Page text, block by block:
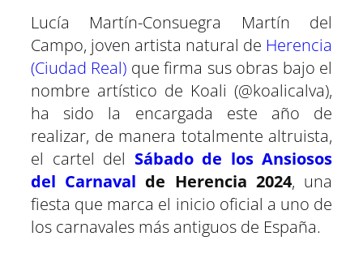
p
a
r
t
i
r
e
n
w
i
t
t
e
r
)
p
a
r
t
i
r
e
n
e
b
o
o
k
p
a
r
t
i
r
e
n
t
s
A
p
p
p
a
r
t
i
r
e
e
g
r
a
m
p
a
i
r
e
t
e
r
e
s
p
a
r
t
i
r
e
n
k
e
d
I
n
Lucía Martín-Consuegra Martín del
Campo, joven artista natural de Herencia
(Ciudad Real) que firma sus obras bajo el
nombre artístico de Koali (@koalicalva),
ha sido la encargada este año de
realizar, de manera totalmente altruista,
el cartel del Sábado de los Ansiosos
del Carnaval de Herencia 2024, una
fiesta que marca el inicio oficial a uno de
los carnavales más antiguos de España.